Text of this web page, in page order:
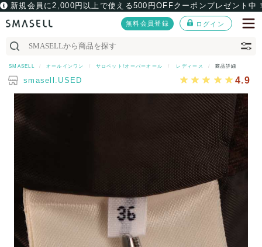
新規会員に2,000円以上で使える500円OFFクーポンプレゼント中
無料会員登録 ログイン
SMASELL オールインワン サロペット/オーバーオール レディース 商品詳細
smasell.USED 4.9